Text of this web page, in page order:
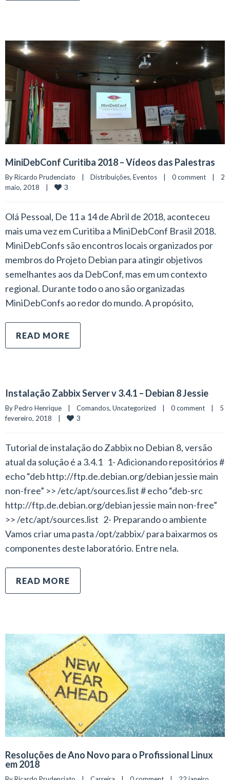
MiniDebConf Curitiba 2018 – Vídeos das Palestras
By Ricardo Prudenciato Distribuições, Eventos 0 comment
2
maio, 2018
3
Olá Pessoal, De 11 a 14 de Abril de 2018, aconteceu
mais uma vez em Curitiba a MiniDebConf Brasil 2018.
MiniDebConfs são encontros locais organizados por
membros do Projeto Debian para atingir objetivos
semelhantes aos da DebConf, mas em um contexto
regional. Durante todo o ano são organizadas
MiniDebConfs ao redor do mundo. A propósito,
READ MORE
Instalação Zabbix Server v 3.4.1 – Debian 8 Jessie
By Pedro Henrique Comandos, Uncategorized 0 comment
5
fevereiro, 2018
3
Tutorial de instalação do Zabbix no Debian 8, versão
atual da solução é a 3.4.1 1- Adicionando repositórios #
echo “deb http://ftp.de.debian.org/debian jessie main
non-free” >> /etc/apt/sources.list # echo “deb-src
http://ftp.de.debian.org/debian jessie main non-free”
>> /etc/apt/sources.list 2- Preparando o ambiente
Vamos criar uma pasta /opt/zabbix/ para baixarmos os
componentes deste laboratório. Entre nela.
READ MORE
Resoluções de Ano Novo para o Profissional Linux
em 2018